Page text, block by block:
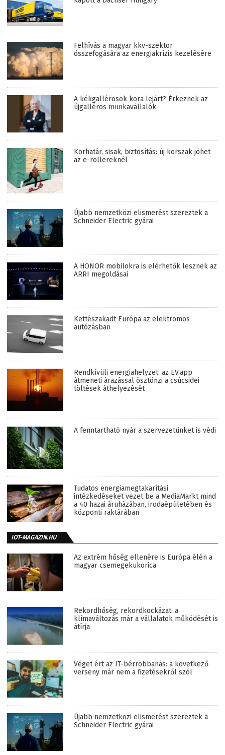
Felhívás a magyar kkv-szektor
összefogására az energiakrízis kezelésére
A kékgallérosok kora lejárt? Érkeznek az
újgalléros munkavállalók
Korhatár, sisak, biztosítás: új korszak jöhet
az e-rollereknél
Újabb nemzetközi elismerést szereztek a
Schneider Electric gyárai
A HONOR mobilokra is elérhetők lesznek az
ARRI megoldásai
Kettészakadt Európa az elektromos
autózásban
Rendkívüli energiahelyzet: az EV.app
átmeneti árazással ösztönzi a csúcsidei
töltések áthelyezését
A fenntartható nyár a szervezetünket is védi
Tudatos energiamegtakarítási
intézkedéseket vezet be a MediaMarkt mind
a 40 hazai áruházában, irodaépületében és
központi raktárában
IOT-MAGAZIN.HU
Az extrém hőség ellenére is Európa élén a
magyar csemegekukorica
Rekordhőség, rekordkockázat: a
klímaváltozás már a vállalatok működését is
átírja
Véget ért az IT-bérrobbanás: a következő
verseny már nem a fizetésekről szól
Újabb nemzetközi elismerést szereztek a
Schneider Electric gyárai